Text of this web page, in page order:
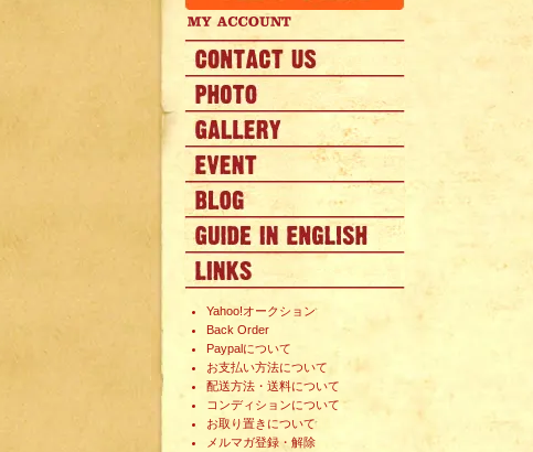
Yahoo!オークション
Back Order
Paypalについて
お支払い方法について
配送方法・送料について
コンディションについて
お取り置きについて
メルマガ登録・解除